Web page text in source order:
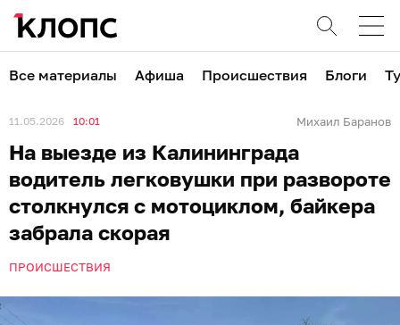
Все материалы Афиша Происшествия Блоги
11.05.2026 10:01 Михаил Баранов
На выезде из Калининграда
водитель легковушки при развороте
столкнулся с мотоциклом, байкера
забрала скорая
ПРОИСШЕСТВИЯ